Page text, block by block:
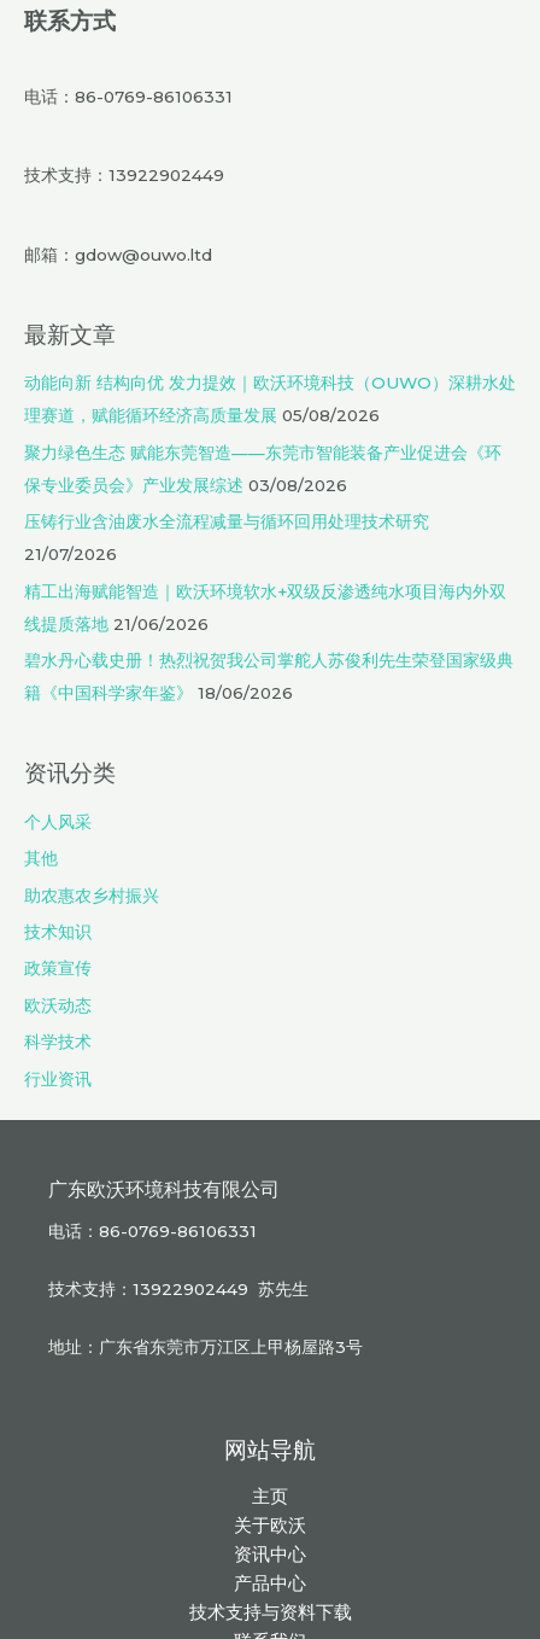
联系方式
电话：86-0769-86106331
技术支持：13922902449
邮箱：gdow@ouwo.ltd
最新文章
动能向新 结构向优 发力提效｜欧沃环境科技（OUWO）深耕水处
理赛道，赋能循环经济高质量发展 05/08/2026
聚力绿色生态 赋能东莞智造——东莞市智能装备产业促进会《环
保专业委员会》产业发展综述 03/08/2026
压铸行业含油废水全流程减量与循环回用处理技术研究
21/07/2026
精工出海赋能智造｜欧沃环境软水+双级反渗透纯水项目海内外双
线提质落地 21/06/2026
碧水丹心载史册！热烈祝贺我公司掌舵人苏俊利先生荣登国家级典
籍《中国科学家年鉴》
18/06/2026
资讯分类
个人风采
其他
助农惠农乡村振兴
技术知识
政策宣传
欧沃动态
科学技术
行业资讯
广东欧沃环境科技有限公司
电话：86-0769-86106331
技术支持：13922902449 苏先生
地址：广东省东莞市万江区上甲杨屋路3号
网站导航
主页
关于欧沃
资讯中心
产品中心
技术支持与资料下载